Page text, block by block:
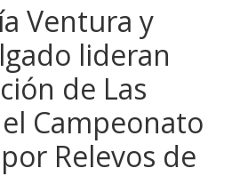
Ventura y
lideran
de Las
Campeonato
Relevos de